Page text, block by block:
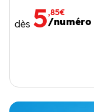
dès 5,85€
/numéro